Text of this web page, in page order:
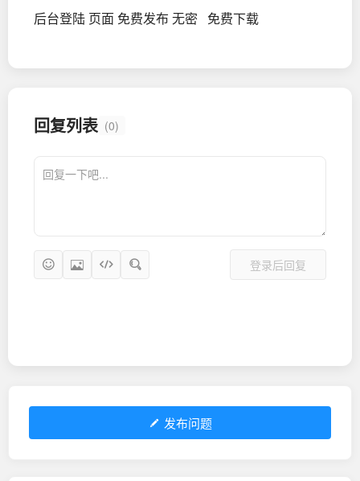
后台登陆 页面 免费发布 无密 免费下载
回复列表 (0)
登录后回复
发布问题